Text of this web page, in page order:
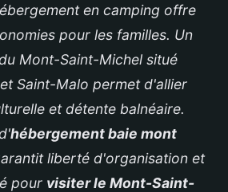
en camping offre
pour les familles. Un
Mont-Saint-Michel situé
Saint-Malo permet d'allier
et détente balnéaire.
hébergement baie mont
liberté d'organisation et
pour visiter le Mont-Saint-